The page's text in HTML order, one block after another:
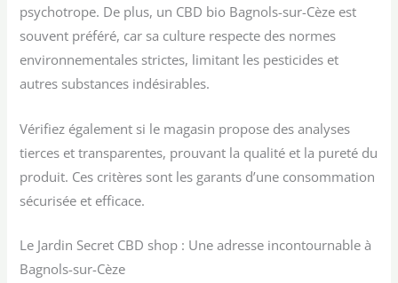
psychotrope. De plus, un CBD bio Bagnols-sur-Cèze est
souvent préféré, car sa culture respecte des normes
environnementales strictes, limitant les pesticides et
autres substances indésirables.
Vérifiez également si le magasin propose des analyses
tierces et transparentes, prouvant la qualité et la pureté du
produit. Ces critères sont les garants d’une consommation
sécurisée et efficace.
Le Jardin Secret CBD shop : Une adresse incontournable à
Bagnols-sur-Cèze